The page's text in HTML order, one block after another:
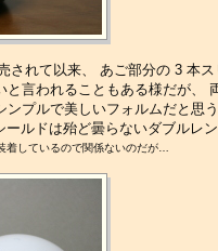
れて以来、 あご部分の 3 本
言われることもある様だが
プルで美しいフォルムだと思う
ルドは殆ど曇らないダブルレ
しているので関係ないのだが…